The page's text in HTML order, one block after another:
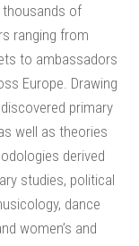
of
ranging from
to ambassadors
Europe. Drawing
primary
well as theories
derived
studies, political
dance
women’s and